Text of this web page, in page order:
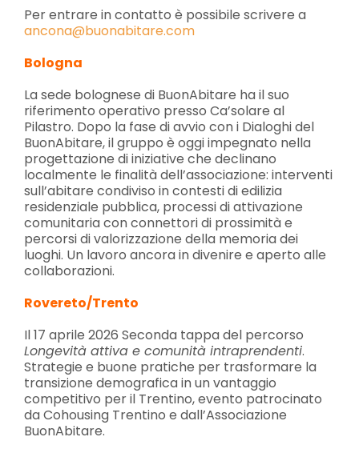
Per entrare in contatto è possibile scrivere a
ancona@buonabitare.com
Bologna
La sede bolognese di BuonAbitare ha il suo
riferimento operativo presso Ca’solare al
Pilastro. Dopo la fase di avvio con i Dialoghi del
BuonAbitare, il gruppo è oggi impegnato nella
progettazione di iniziative che declinano
localmente le finalità dell’associazione: interventi
sull’abitare condiviso in contesti di edilizia
residenziale pubblica, processi di attivazione
comunitaria con connettori di prossimità e
percorsi di valorizzazione della memoria dei
luoghi. Un lavoro ancora in divenire e aperto alle
collaborazioni.
Rovereto/Trento
Il 17 aprile 2026 Seconda tappa del percorso
Longevità attiva e comunità intraprendenti.
Strategie e buone pratiche per trasformare la
transizione demografica in un vantaggio
competitivo per il Trentino, evento patrocinato
da Cohousing Trentino e dall’Associazione
BuonAbitare.